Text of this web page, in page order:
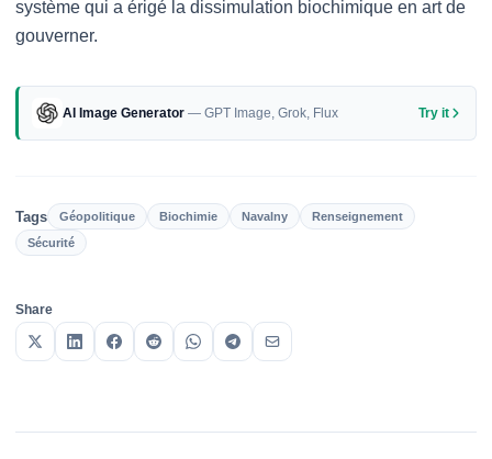
système qui a érigé la dissimulation biochimique en art de
gouverner.
AI Image Generator — GPT Image, Grok, Flux Try it
Tags Géopolitique Biochimie Navalny
Renseignement
Sécurité
Share